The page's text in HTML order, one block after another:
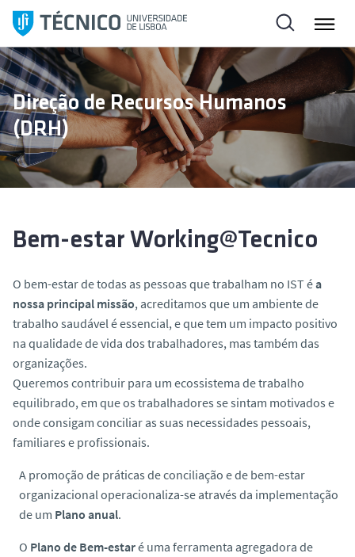
l
t
a
r
p
a
a
Direção de Recursos Humanos
(DRH)
Bem-estar Working@Tecnico
O bem-estar de todas as pessoas que trabalham no IST éa
nossa principal missão, acreditamos que um ambiente de
trabalho saudável é essencial, e que tem um impacto positivo
na qualidade de vida dos trabalhadores, mas também das
organizações.
Queremos contribuir para um ecossistema de trabalho
equilibrado, em que os trabalhadores se sintam motivados e
onde consigam conciliar as suas necessidades pessoais,
familiares e profissionais.
A promoção de práticas de conciliação e de bem-estar
organizacional operacionaliza-se através da implementação
de um Plano anual.
O Plano de Bem-estaré uma ferramenta agregadora de